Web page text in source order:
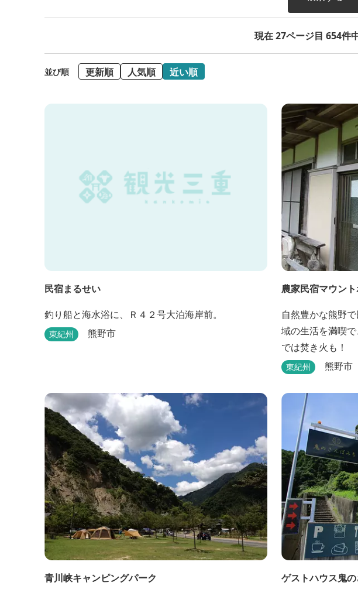
現在 27ページ目 654件
並び順 更新順 人気順 近い順
民宿まるせい
釣り船と海水浴に、Ｒ４２号大泊海岸前。
東紀州 熊野市
農家民宿マウン
自然豊かな熊野
域の生活を満喫
では焚き火も！
東紀州 熊野市
青川峡キャンピングパーク
ゲストハウス鬼